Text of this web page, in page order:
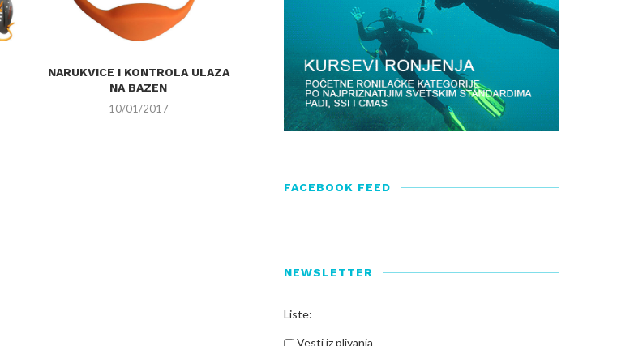
NARUKVICE I KONTROLA ULAZA
NA BAZEN
10/01/2017
Promene u satnicama termina u
novembru i decembru
15/11/2017
SSI Swim Schools
22/02/2017
FACEBOOK FEED
NEWSLETTER
Liste:
Vesti iz plivanja